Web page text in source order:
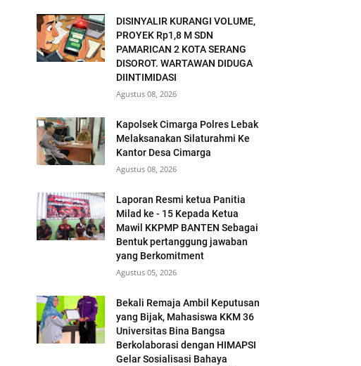
DISINYALIR KURANGI VOLUME,
PROYEK Rp1,8 M SDN
PAMARICAN 2 KOTA SERANG
DISOROT. WARTAWAN DIDUGA
DIINTIMIDASI
Agustus 08, 2026
Kapolsek Cimarga Polres Lebak
Melaksanakan Silaturahmi Ke
Kantor Desa Cimarga
Agustus 08, 2026
Laporan Resmi ketua Panitia
Milad ke - 15 Kepada Ketua
Mawil KKPMP BANTEN Sebagai
Bentuk pertanggung jawaban
yang Berkomitment
Agustus 05, 2026
Bekali Remaja Ambil Keputusan
yang Bijak, Mahasiswa KKM 36
Universitas Bina Bangsa
Berkolaborasi dengan HIMAPSI
Gelar Sosialisasi Bahaya